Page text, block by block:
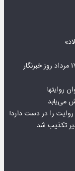
روایت­ها
را در دست دارد!
تکذیب شد